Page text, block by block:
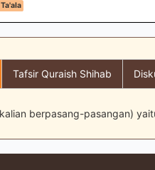
Tafsir Quraish Shihab
berpasang-pasangan)